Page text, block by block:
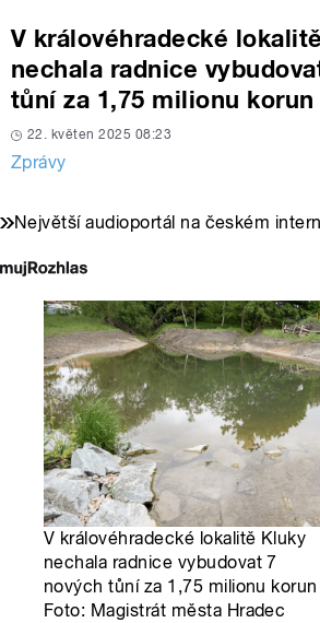
V královéhradecké
nechala radnice
tůní za 1,75 milionu korun
22. květen 2025 08:23
Zprávy
Největší audioportál na českém
V královéhradecké lokalitě Kluky
nechala radnice vybudovat 7
nových tůní za 1,75 milionu korun |
Foto: Magistrát města Hradec